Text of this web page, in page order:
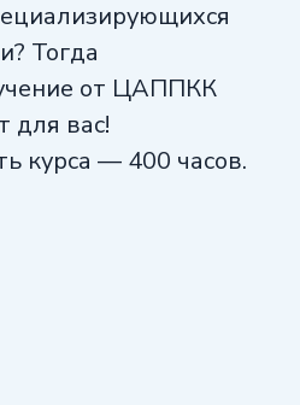
Тогда
от ЦАППКК
для вас!
курса — 400 часов.